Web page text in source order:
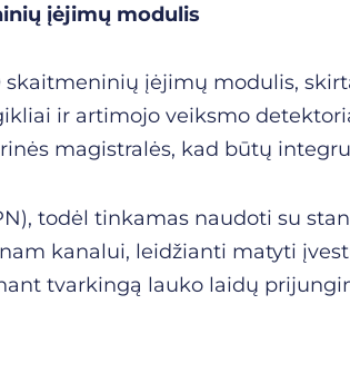
įėjimų modulis
skaitmeninių įėjimų modulis,
ir artimojo veiksmo
magistralės, kad būtų
todėl tinkamas naudoti su
kanalui, leidžianti matyti
tvarkingą lauko laidų